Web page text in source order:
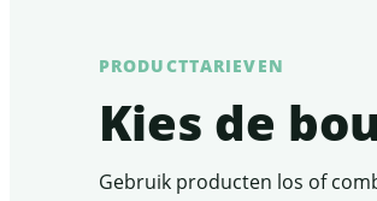
PRODUCTTARIEVEN
Kies de
Gebruik producten los of